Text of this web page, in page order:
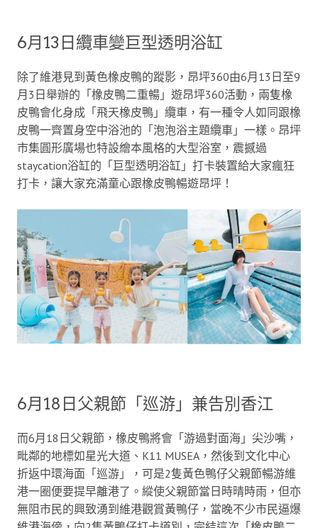
6月13日纜車變巨型透明浴缸
除了維港見到黃色橡皮鴨的蹤影，昂坪360由6月13日至9
月3日舉辦的「橡皮鴨二重暢」遊昂坪360活動，兩隻橡
皮鴨會化身成「飛天橡皮鴨」纜車，有一種令人如同跟橡
皮鴨一齊置身空中浴池的「泡泡浴主題纜車」一樣。昂坪
市集圓形廣場也特設繪本風格的大型浴室，震撼過
staycation浴缸的「巨型透明浴缸」打卡裝置給大家瘋狂
打卡，讓大家充滿童心跟橡皮鴨暢遊昂坪！
6月18日父親節「巡游」兼告別香江
而6月18日父親節，橡皮鴨將會「游過對面海」尖沙嘴，
毗鄰的地標如星光大道、K11 MUSEA，然後到文化中心
折返中環海面「巡游」，可是2隻黃色鴨仔父親節暢游維
港一圈便要提早離港了。縱使父親節當日時晴時雨，但亦
無阻市民的興致湧到維港觀賞黃鴨仔，當晚不少市民逼爆